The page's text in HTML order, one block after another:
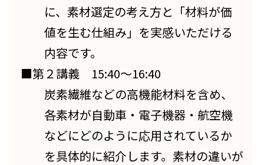
に、素材選定の考え方と「材料が価
値を生む仕組み」を実感いただける
内容です。
■第２講義 15:40～16:40
炭素繊維などの高機能材料を含め、
各素材が自動車・電子機器・航空機
などにどのように応用されているか
を具体的に紹介します。素材の違いが